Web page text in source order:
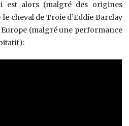
est alors (malgré des origines
cheval de Troie d’Eddie Barclay
(malgré une performance